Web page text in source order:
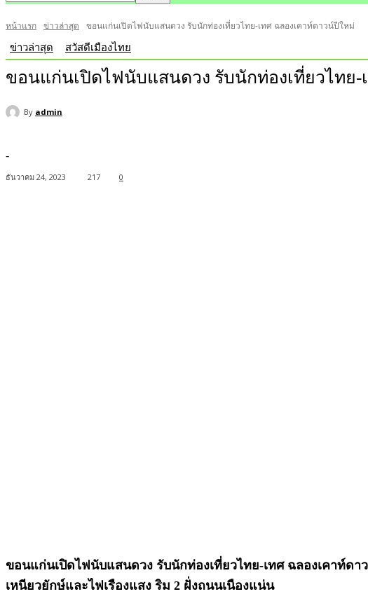
หน้าแรก ข่าวล่าสุด ขอนแก่นเปิดไฟนับแสนดวง รับนักท่องเที่ยวไทย-เทศ ฉลองเคาท์ดาวน์ปีใหม่
ข่าวล่าสุด สวัสดีเมืองไทย
ขอนแก่นเปิดไฟนับแสนดวง รับนักท่องเที่ยวไทย-
By admin
-
ธันวาคม 24, 2023 217 0
ขอนแก่นเปิดไฟนับแสนดวง รับนักท่องเที่ยวไทย-เทศ ฉลองเคาท์
เหนียวยักษ์และไฟเรืองแสง ริม 2 ฝั่งถนนเนืองแน่น